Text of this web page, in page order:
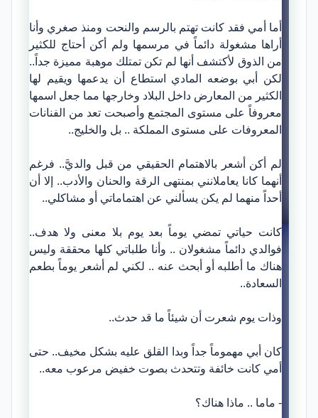
أما أمي فقد كانت تهتم بالرسم والنحت ومنذ صغري وأنا
أراها مشغولة دائماً في مرسمها ولم أكن أحتاج للكثير
من الذوق لأكتشف أنها لم تكن تمتلك موهبة مميزة جداً..
لكن أبي بوضعه المادي استطاع أن يدعمها ويقيم لها
الكثير من المعارض داخل البلاد وخارجها مما جعل اسمها
معروفاً على مستوى المجتمع وأصبحت تعد من الفنانات
المعروفات على مستوى المملكة .. بل والخليج..
لم أكن أشعر بالاهتمام الحقيقي من قبل والديَّ.. فرغم
أنهما كانا يعاملانني بمنتهى الرقة والحنان والأدب.. إلا أن
أحداً منهما لم يكن يسألني عن اهتماماتي أو مشاكلي..
كانت حياتي تمضي يوماً بعد يوم بلا معنى ولا هدف..
فوالدي دائماً مشغولان .. وأنا طلباتي كلها محققة وليس
هناك ما أطلبه أو أبحث عنه .. لكني لم أشعر يوماً بطعم
السعادة..
وذات يوم شعرت أن شيئاً ما قد حدث..
كان أبي مهموماً جداً وبدا القلق عليه بشكل مخيف.. حتى
أمي كانت خائفة وتتحدث بصوت خفيض مرعوب معه..
- ماما .. ماذا هناك؟